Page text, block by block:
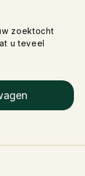
zoektocht
u teveel